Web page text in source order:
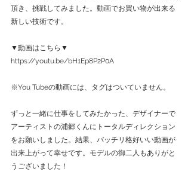
頂き、挑戦してみました。動画でお買い物が出来る
新しい技術です。
▼動画はこちら▼
https://youtu.be/bH1Ep8P2P0A
※You Tubeの動画には、タグはついていません。
ずっと一緒に仕事をしてみたかった、デザイナーで
アーティストの浦郷くんにトータルディレクション
をお願いしました。結果、バッチリ格好いい動画が
出来上がって幸せです。モデルの御二人もありがと
うございました！